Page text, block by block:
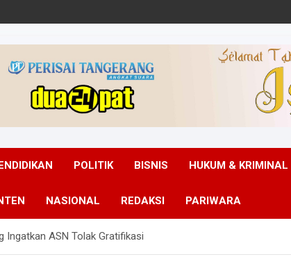
POLITIK BISNIS HUKUM & KRIMINAL
NASIONAL REDAKSI PARIWARA
Ingatkan ASN Tolak Gratifikasi